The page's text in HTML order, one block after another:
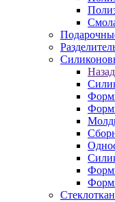
Назад